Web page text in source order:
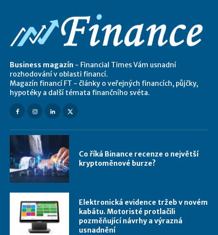
Business magazín - Financial Times Vám usnadní
rozhodování v oblasti financí.
Magazín financí FT - články o veřejných financích, půjčky,
hypotéky a další témata finančního svéta.
Co říká Binance recenze o největší
kryptoměnové burze?
Elektronická evidence tržeb v novém
kabátu. Motoristé protlačili
pozměňující návrhy a výrazná
usnadnění